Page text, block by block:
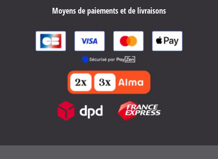
Moyens de paiements et de livraisons